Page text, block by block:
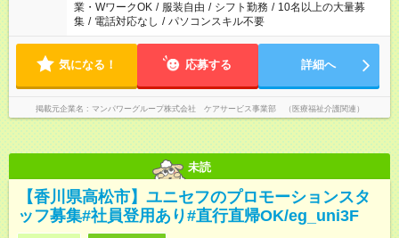
業・WワークOK / 服装自由 / シフト勤務 / 10名以上の大量募
集 / 電話対応なし / パソコンスキル不要
気になる！ 応募する 詳細へ
掲載元企業名 マンパワーグループ株式会社 ケアサービス事業部 （医療福祉介護関連）
未読
【香川県高松市】ユニセフのプロモーションスタ
ッフ募集#社員登用あり#直行直帰OK/eg_uni3F